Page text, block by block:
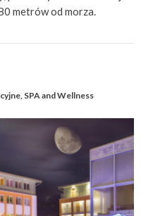
metrów od morza.
SPA and Wellness